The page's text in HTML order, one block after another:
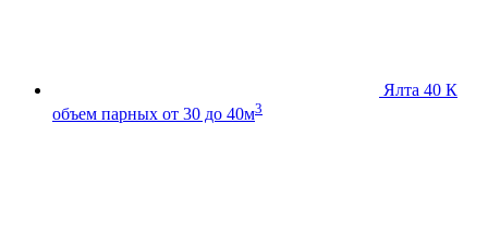
Ялта 40 К
объем парных от 30 до 40м3